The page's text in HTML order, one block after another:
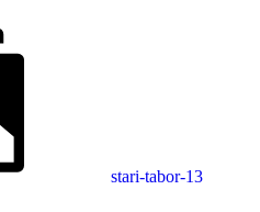
stari-tabor-13